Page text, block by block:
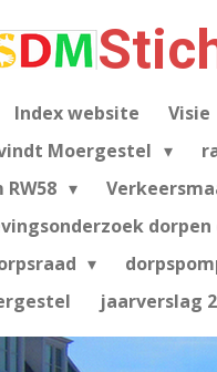
Index website Visie
Moergestel
jaarverslag